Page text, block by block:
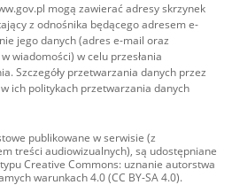
mogą zawierać adresy skrzynek
z odnośnika będącego adresem e-
jego danych (adres e-mail oraz
wiadomości) w celu przesłania
Szczegóły przetwarzania danych przez
ich politykach przetwarzania danych
publikowane w serwisie (z
treści audiowizualnych), są udostępniane
Creative Commons: uznanie autorstwa
warunkach 4.0 (CC BY-SA 4.0).